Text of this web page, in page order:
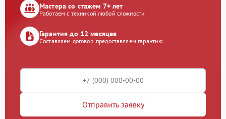
Мастера со стажем 7+ лет
Работаем с техникой любой сложности
Гарантия до 12 месяцев
Составляем договор, предоставляем гарантию
Отправить заявку